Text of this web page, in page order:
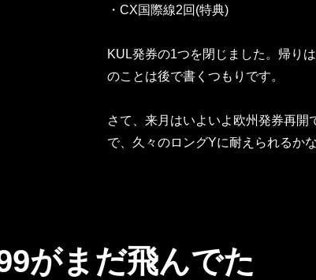
・CX国際線2回(特典)
KUL発券の1つを閉じました。帰り
のことは後で書くつもりです。
さて、来月はいよいよ欧州発券再
で、久々のロングYに耐えられるか
がまだ飛んでた